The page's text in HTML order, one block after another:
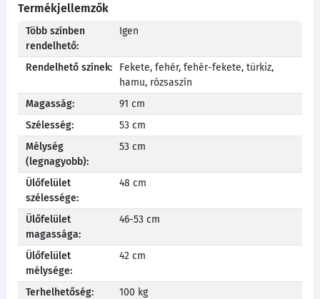
Termékjellemzők
Több színben
rendelhető:
Igen
Rendelhető színek:
Fekete, fehér, fehér-fekete, türkiz,
hamu, rózsaszín
Magasság:
91 cm
Szélesség:
53 cm
Mélység
(legnagyobb):
53 cm
Ülőfelület
szélessége:
48 cm
Ülőfelület
magassága:
46-53 cm
Ülőfelület
mélysége:
42 cm
Terhelhetőség:
100 kg